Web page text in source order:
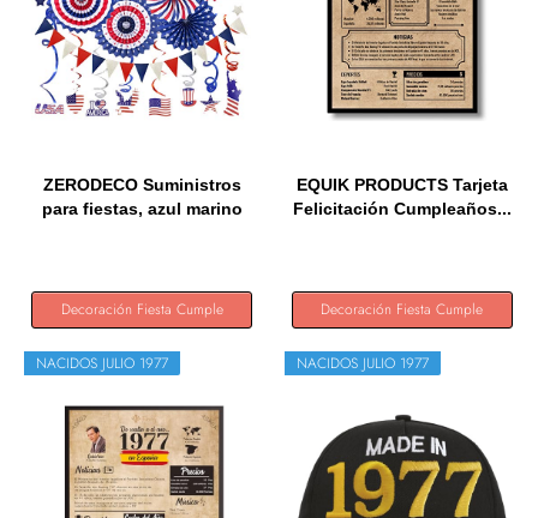
ZERODECO Suministros
para fiestas, azul marino
Decoración Fiesta Cumple
EQUIK PRODUCTS Tarjeta
Felicitación Cumpleaños...
Decoración Fiesta Cumple
NACIDOS JULIO 1977 NACIDOS JULIO 1977